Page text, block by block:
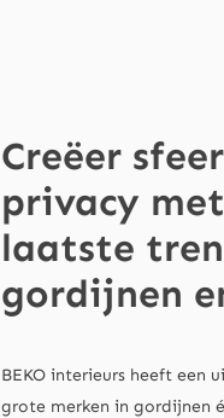
Creëer
privacy
laatste
gordijnen
BEKO interieurs heeft een
grote merken in gordijnen